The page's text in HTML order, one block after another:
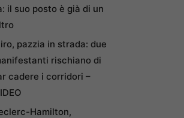
il suo posto è già di un
pazzia in strada: due
rischiano di
cadere i corridori –
Hamilton,